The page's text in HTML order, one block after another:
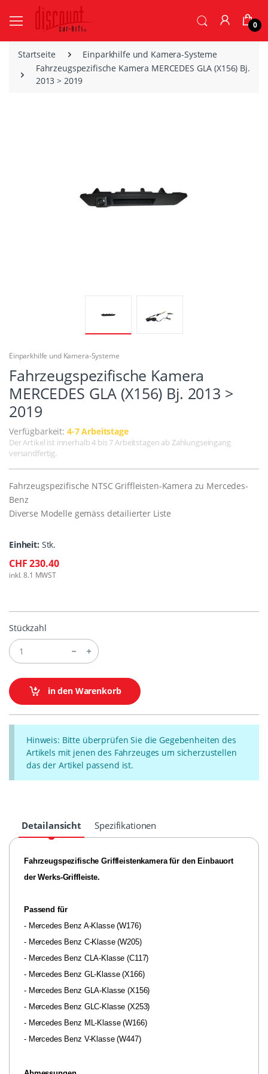
0
Startseite
Einparkhilfe und Kamera-Systeme
Fahrzeugspezifische Kamera MERCEDES GLA (X156) Bj.
2013 > 2019
Einparkhilfe und Kamera-Systeme
Fahrzeugspezifische Kamera
MERCEDES GLA (X156) Bj. 2013 >
2019
Verfügbarkeit: 4-7 Arbeitstage
Der Artikel ist innerhalb 4 bis 7 Arbeitstagen ab Zahlungseingang
versandfertig.
Fahrzeugspezifische NTSC Griffleisten-Kamera zu Mercedes-
Benz
Diverse Modelle gemäss detailierter Liste
Einheit: Stk.
CHF 230.40
inkl. 8.1 MWST
Stückzahl
in den Warenkorb
Hinweis: Bitte überprüfen Sie die Gegebenheiten des
Artikels mit jenen des Fahrzeuges um sicherzustellen
das der Artikel passend ist.
Detailansicht Spezifikationen
Fahrzeugspezifische Griffleistenkamera für den Einbauort
der Werks-Griffleiste.
Passend für
- Mercedes Benz A-Klasse (W176)
- Mercedes Benz C-Klasse (W205)
- Mercedes Benz CLA-Klasse (C117)
- Mercedes Benz GL-Klasse (X166)
- Mercedes Benz GLA-Klasse (X156)
- Mercedes Benz GLC-Klasse (X253)
- Mercedes Benz ML-Klasse (W166)
- Mercedes Benz V-Klasse (W447)